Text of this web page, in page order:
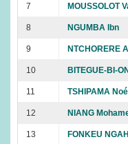
7 MOUSSOLOT
8 NGUMBA Ibn
9 NTCHORERE
10 BITEGUE-BI-
11 TSHIPAMA Noé
12 NIANG
13 FONKEU